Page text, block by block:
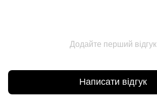
Додайте перший відгук
Написати відгук